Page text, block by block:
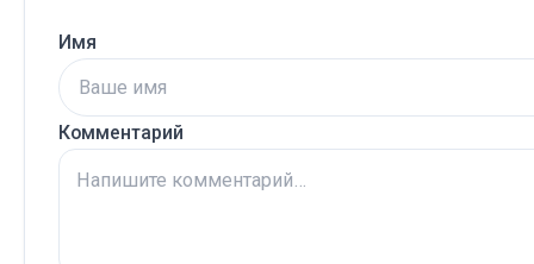
Имя
Комментарий